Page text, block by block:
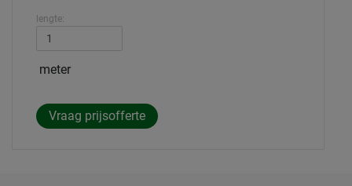
lengte:
meter